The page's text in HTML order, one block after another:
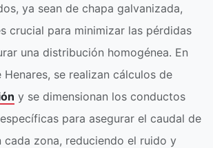
ya sean de chapa galvanizada,
crucial para minimizar las pérdidas
una distribución homogénea. En
Henares, se realizan cálculos de
y se dimensionan los conductos
para asegurar el caudal de
cada zona, reduciendo el ruido y